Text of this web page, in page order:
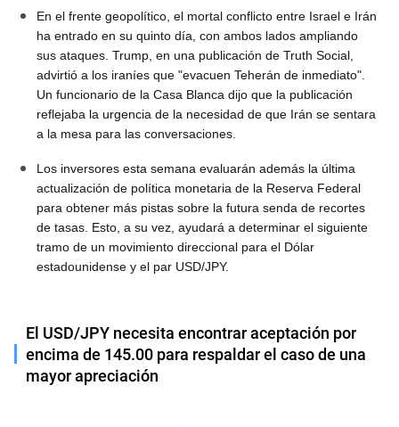
En el frente geopolítico, el mortal conflicto entre Israel e Irán
ha entrado en su quinto día, con ambos lados ampliando
sus ataques. Trump, en una publicación de Truth Social,
advirtió a los iraníes que "evacuen Teherán de inmediato".
Un funcionario de la Casa Blanca dijo que la publicación
reflejaba la urgencia de la necesidad de que Irán se sentara
a la mesa para las conversaciones.
Los inversores esta semana evaluarán además la última
actualización de política monetaria de la Reserva Federal
para obtener más pistas sobre la futura senda de recortes
de tasas. Esto, a su vez, ayudará a determinar el siguiente
tramo de un movimiento direccional para el Dólar
estadounidense y el par USD/JPY.
El USD/JPY necesita encontrar aceptación por
encima de 145.00 para respaldar el caso de una
mayor apreciación